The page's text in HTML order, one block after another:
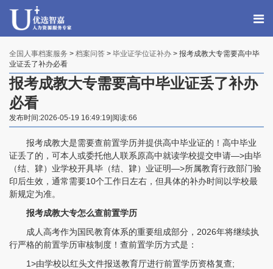
全国人事档案服务 > 档案问答 > 毕业证学位证补办 > 报考成教大专需要高中毕
业证丢了补办必看
报考成教大专需要高中毕业证丢了补办
必看
发布时间:2026-05-19 16:49:19|阅读:66
报考成教大是需要查前置学历并提供高中毕业证的！高中毕业
证丢了的，可本人或委托他人联系原高中就读学校提交申请—>由毕
（结、肄）业学校开具毕（结、肄）业证明—>所属教育行政部门验
印后生效，通常需要10个工作日左右，但具体的补办时间以学校最
新规定为准。
报考成教大专怎么查前置学历
成人高考作为国民教育体系的重要组成部分，2026年将继续执
行严格的前置学历审核制度！查前置学历方式是：
1>由学校以红头文件报送教育厅进行前置学历资格复查;